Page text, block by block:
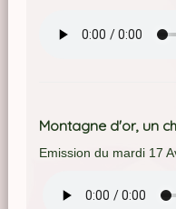
Montagne d'or, un
Emission du mardi 17